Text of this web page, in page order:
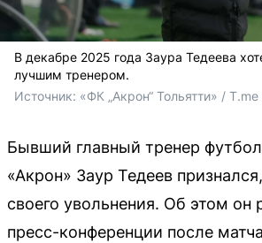
В декабре 2025 года Заура Тедеева
лучшим тренером.
Источник: «ФК „Акрон“ Тольятти» / T.me
Бывший главный тренер
«Акрон» Заур Тедеев
своего увольнения. Об этом он
пресс-конференции после